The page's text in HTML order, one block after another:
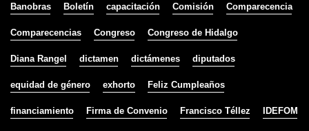
Banobras Boletín capacitación Comisión Comparecencia
Comparecencias Congreso Congreso de Hidalgo
Diana Rangel dictamen dictámenes diputados
equidad de género exhorto Feliz Cumpleaños
financiamiento Firma de Convenio Francisco Téllez IDEFOM